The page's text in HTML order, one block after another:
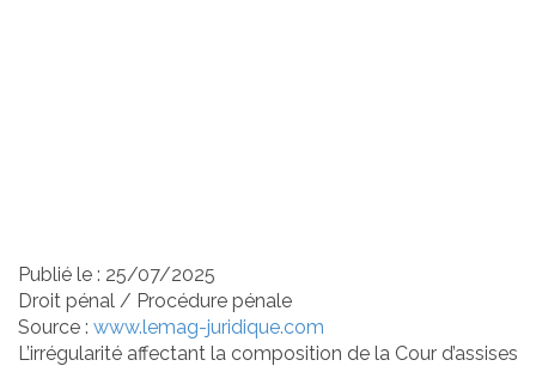
Publié le : 25/07/2025
Droit pénal / Procédure pénale
Source : www.lemag-juridique.com
L’irrégularité affectant la composition de la Cour d’assises